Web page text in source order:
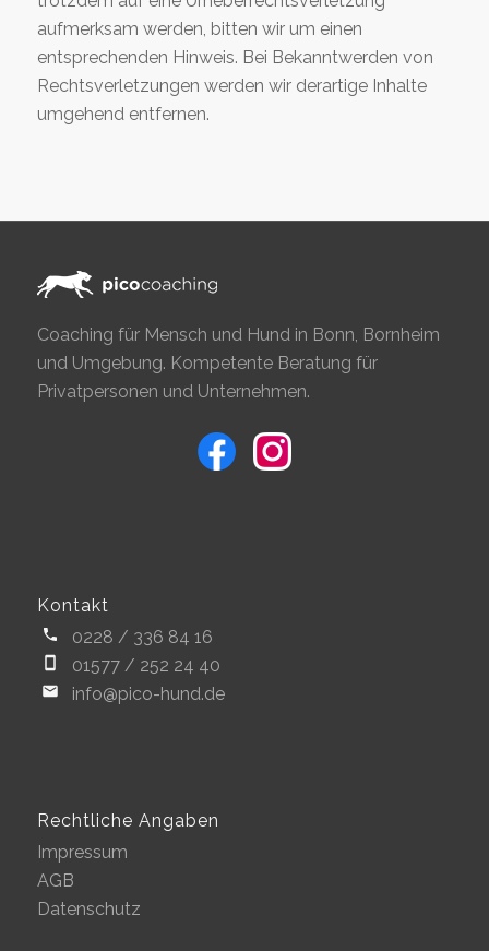
aufmerksam werden, bitten wir um einen
entsprechenden Hinweis. Bei Bekanntwerden von
Rechtsverletzungen werden wir derartige Inhalte
umgehend entfernen.
Coaching für Mensch und Hund in Bonn, Bornheim
und Umgebung. Kompetente Beratung für
Privatpersonen und Unternehmen.
Kontakt
0228 / 336 84 16
01577 / 252 24 40
info@pico-hund.de
Rechtliche Angaben
Impressum
AGB
Datenschutz